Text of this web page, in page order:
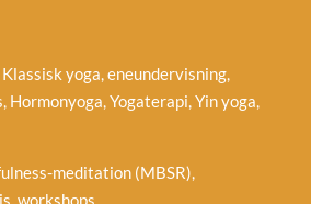
yoga, eneundervisning,
Hormonyoga, Yogaterapi, Yin yoga,
meditation (MBSR),
workshops.